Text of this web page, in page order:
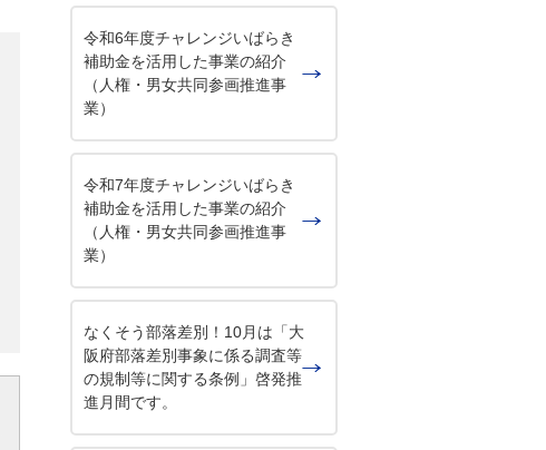
令和6年度チャレンジいばらき
補助金を活用した事業の紹介
（人権・男女共同参画推進事
業）
令和7年度チャレンジいばらき
補助金を活用した事業の紹介
（人権・男女共同参画推進事
業）
なくそう部落差別！10月は「大
阪府部落差別事象に係る調査等
の規制等に関する条例」啓発推
進月間です。